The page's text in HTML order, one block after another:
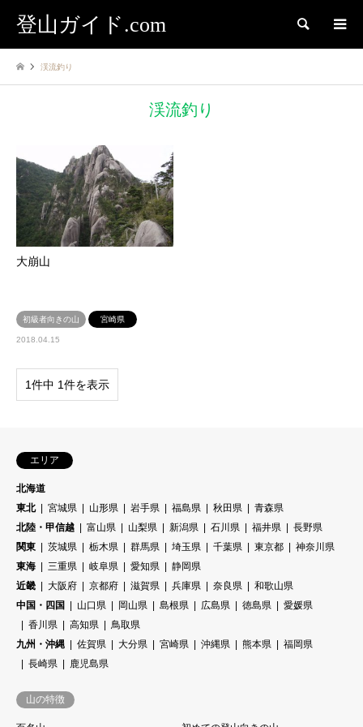
登山ガイド.com 検索
渓流釣り
渓流釣り
大崩山
初級者向きの山 宮崎県
2018.04.15
1件中 1件を表示
エリア
北海道
東北
宮城県 山形県 岩手県 福島県 秋田県
青森県
北陸・甲信越
富山県 山梨県 新潟県 石川県 福井県
長野県
関東
茨城県 栃木県 群馬県 埼玉県 千葉県 東京都
神奈川県
東海
三重県 岐阜県 愛知県
静岡県
近畿
大阪府 京都府 滋賀県 兵庫県 奈良県
和歌山県
中国・四国
山口県 岡山県 島根県 広島県 徳島県
愛媛県
香川県
高知県
鳥取県
九州・沖縄
佐賀県 大分県 宮崎県 沖縄県 熊本県
福岡県
長崎県
鹿児島県
山の特徴